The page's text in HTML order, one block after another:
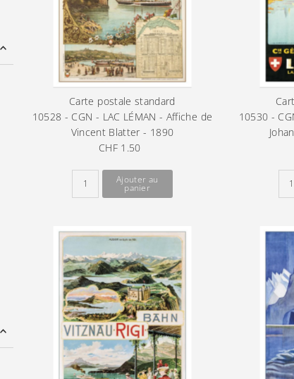
Carte postale standard
10528 - CGN - LAC LÉMAN - Affiche de
Vincent Blatter - 1890
Prix
CHF 1.50
10530 -